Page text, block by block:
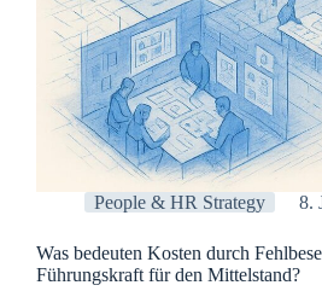
People & HR Strategy 8.
Was bedeuten Kosten durch
Führungskraft für den Mittelstand?